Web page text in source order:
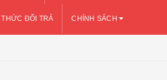
THỨC ĐỔI TRẢ CHÍNH SÁCH